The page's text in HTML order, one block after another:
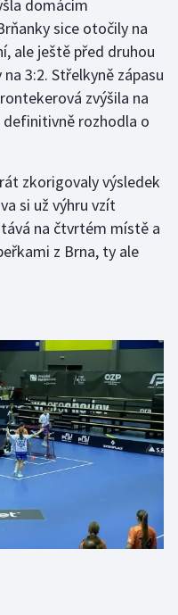
domácím
sice otočily na
ale ještě před druhou
3:2. Střelkyně zápasu
zvýšila na
rozhodla o
zkorigovaly výsledek
si už výhru vzít
na čtvrtém místě a
z Brna, ty ale